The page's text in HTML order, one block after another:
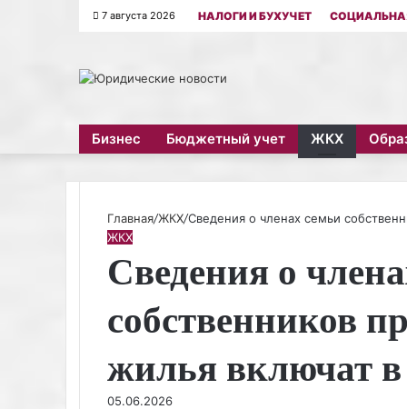
7 августа 2026 НАЛОГИ И БУХУЧЕТ
Бизнес Бюджетный учет ЖКХ
Главная/ЖКХ/Сведения о членах семьи
ЖКХ
Сведения о
собственников
жилья включат
05.06.2026